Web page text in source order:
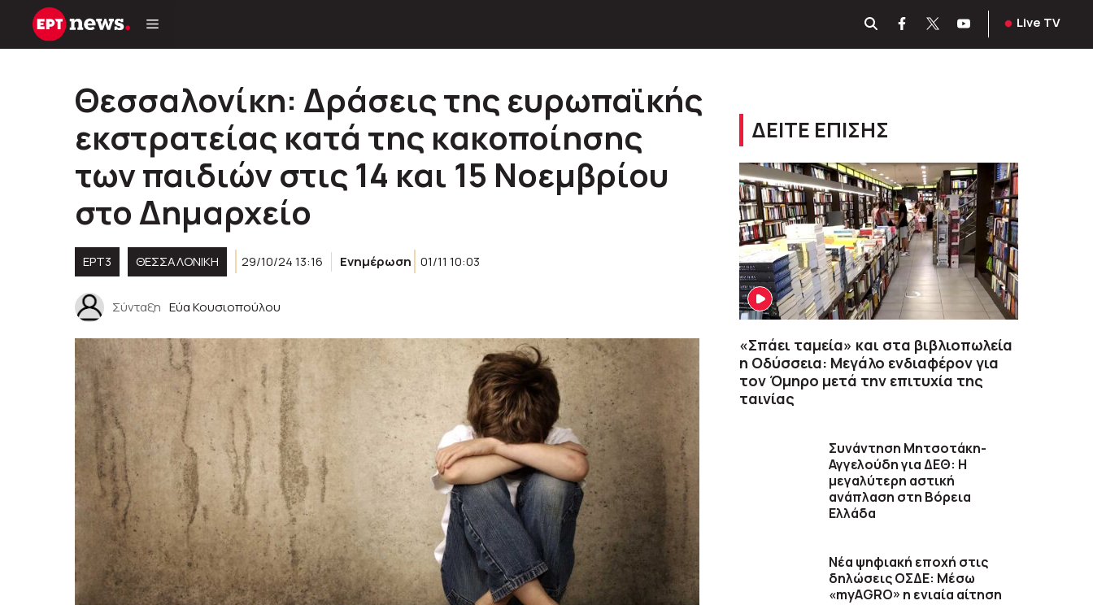
Μετάβαση
Live TV
Θεσσαλονίκη: Δράσεις της ευρωπαϊκής
εκστρατείας κατά της κακοποίησης
των παιδιών στις 14 και 15 Νοεμβρίου
στο Δημαρχείο
ΕΡΤ3 ΘΕΣΣΑΛΟΝΙΚΗ 29/10/24 13:16 Ενημέρωση 01/11 10:03
Σύνταξη Εύα Κουσιοπούλου
ΔΕΙΤΕ ΕΠΙΣΗΣ
«Σπάει ταμεία» και στα βιβλιοπωλεία
η Οδύσσεια: Μεγάλο ενδιαφέρον για
τον Όμηρο μετά την επιτυχία της
ταινίας
Συνάντηση Μητσοτάκη-
Αγγελούδη για ΔΕΘ: Η
μεγαλύτερη αστική
ανάπλαση στη Βόρεια
Ελλάδα
Νέα ψηφιακή εποχή στις
δηλώσεις ΟΣΔΕ: Μέσω
«myAGRO» η ενιαία αίτηση